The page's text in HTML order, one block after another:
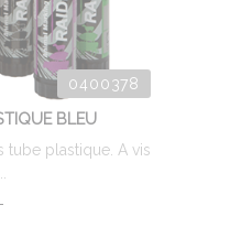
0400378
BLEU
tube plastique. A vis